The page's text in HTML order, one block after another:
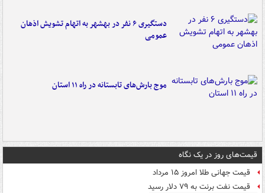
دستگیری ۶ نفر در بهشهر به اتهام تشویش اذهان
عمومی
موج بارش‌های تابستانه در راه ۱۱ استان
قیمت‌های روز در یک نگاه
قیمت جهانی طلا امروز ۱۵ مرداد
قیمت نفت برنت به ۷۹ دلار رسید